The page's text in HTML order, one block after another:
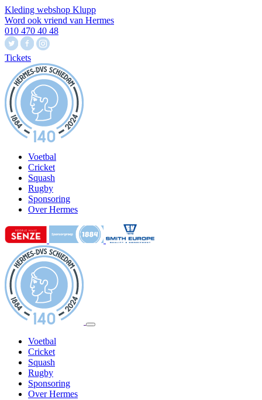
Kleding webshop Klupp
Word ook vriend van Hermes
010 470 40 48
Tickets
Voetbal
Cricket
Squash
Rugby
Sponsoring
Over Hermes
Voetbal
Cricket
Squash
Rugby
Sponsoring
Over Hermes